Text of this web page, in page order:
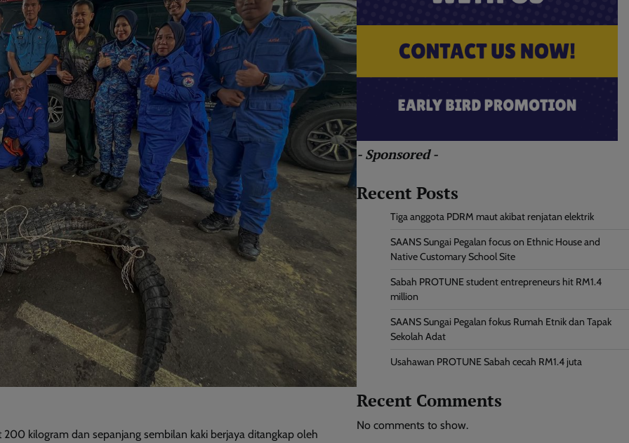
kilogram dan sepanjang sembilan kaki berjaya ditangkap oleh
- Sponsored -
Recent Posts
Tiga anggota PDRM maut akibat renjatan elektrik
SAANS Sungai Pegalan focus on Ethnic House and
Native Customary School Site
Sabah PROTUNE student entrepreneurs hit RM1.4
million
SAANS Sungai Pegalan fokus Rumah Etnik dan Tapak
Sekolah Adat
Usahawan PROTUNE Sabah cecah RM1.4 juta
Recent Comments
No comments to show.